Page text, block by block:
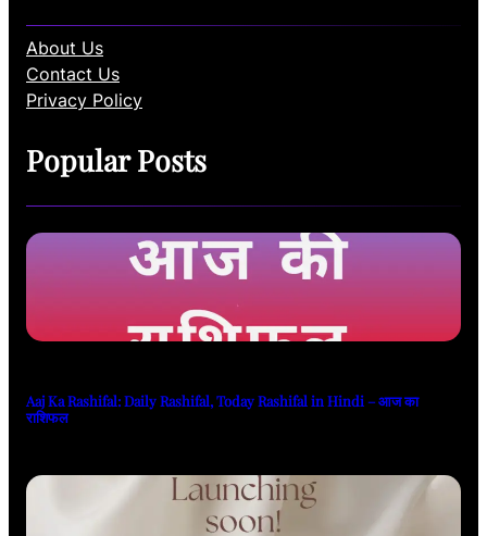
About Us
Contact Us
Privacy Policy
Popular Posts
Aaj Ka Rashifal: Daily Rashifal, Today Rashifal in Hindi – आज का
राशिफल